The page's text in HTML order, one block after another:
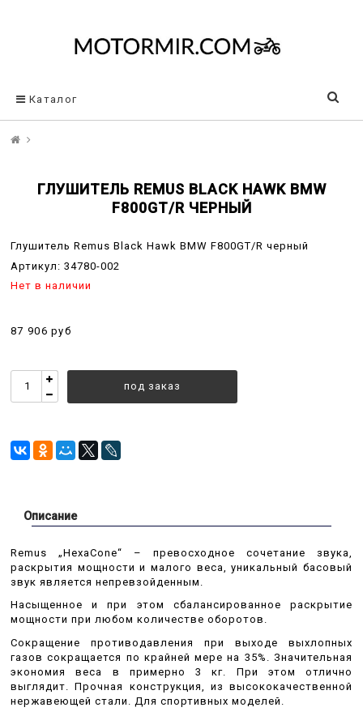
Каталог
ГЛУШИТЕЛЬ REMUS BLACK HAWK BMW
F800GT/R ЧЕРНЫЙ
Глушитель Remus Black Hawk BMW F800GT/R черный
Артикул: 34780-002
Нет в наличии
87 906 руб
под заказ
Описание
Remus „HexaCone“ – превосходное сочетание звука,
раскрытия мощности и малого веса, уникальный басовый
звук является непревзойденным.
Насыщенное и при этом сбалансированное раскрытие
мощности при любом количестве оборотов.
Сокращение противодавления при выходе выхлопных
газов сокращается по крайней мере на 35%. Значительная
экономия веса в примерно 3 кг. При этом отлично
выглядит. Прочная конструкция, из высококачественной
нержавеющей стали. Для спортивных моделей.